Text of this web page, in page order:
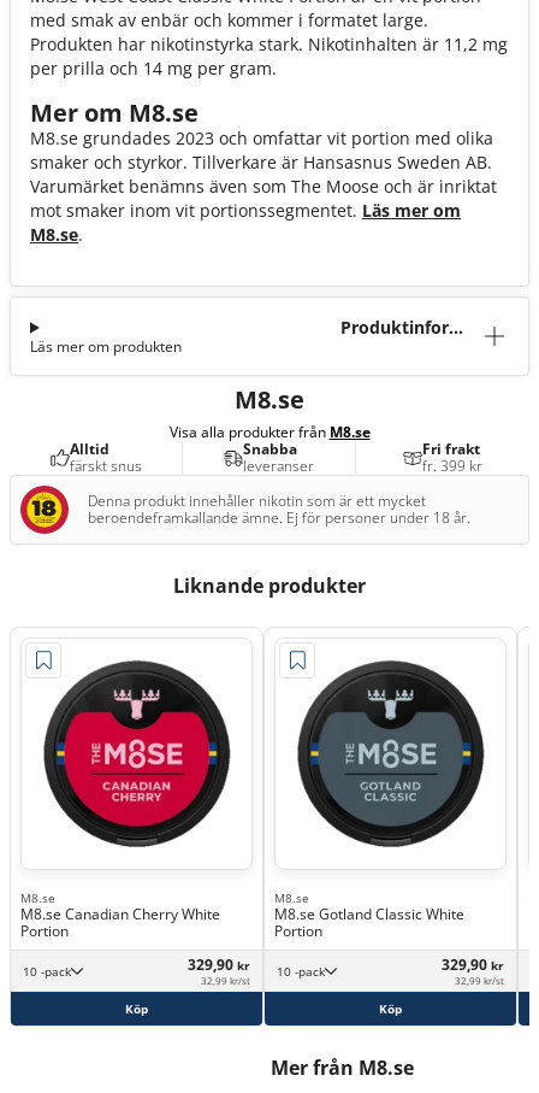
med smak av enbär och kommer i formatet large.
Produkten har nikotinstyrka stark. Nikotinhalten är 11,2 mg
per prilla och 14 mg per gram.
Mer om M8.se
M8.se grundades 2023 och omfattar vit portion med olika
smaker och styrkor. Tillverkare är Hansasnus Sweden AB.
Varumärket benämns även som The Moose och är inriktat
mot smaker inom vit portionssegmentet. Läs mer om
M8.se.
Produktinforma
Läs mer om produkten
M8.se
Visa alla produkter från M8.se
Alltid
färskt snus
Snabba
leveranser
Fri frakt
fr. 399 kr
Denna produkt innehåller nikotin som är ett mycket
beroendeframkallande ämne. Ej för personer under 18 år.
Liknande produkter
M8.se
M8.se Canadian Cherry White
Portion
10 -pack 329,90 kr
32,99 kr/st
Köp
M8.se
M8.se Gotland Classic White
Portion
10 -pack 329,90 kr
32,99 kr/st
Köp
Mer från M8.se